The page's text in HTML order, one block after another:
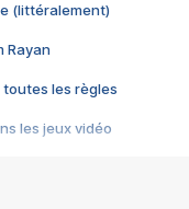
(littéralement)
Rayan
toutes les règles
les jeux vidéo